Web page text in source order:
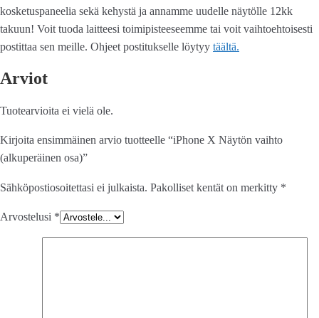
kosketuspaneelia sekä kehystä ja annamme uudelle näytölle 12kk
takuun! Voit tuoda laitteesi toimipisteeseemme tai voit vaihtoehtoisesti
postittaa sen meille. Ohjeet postitukselle löytyy täältä.
Arviot
Tuotearvioita ei vielä ole.
Kirjoita ensimmäinen arvio tuotteelle “iPhone X Näytön vaihto
(alkuperäinen osa)”
Sähköpostiosoitettasi ei julkaista. Pakolliset kentät on merkitty *
Arvostelusi *